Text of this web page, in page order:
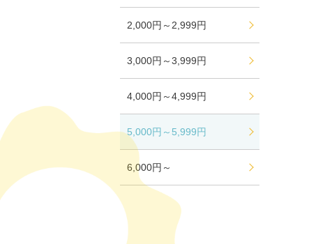
2,000円～2,999円
3,000円～3,999円
4,000円～4,999円
5,000円～5,999円
6,000円～